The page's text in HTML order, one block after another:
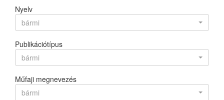
Nyelv
bármi
Publikációtípus
bármi
Műfaji megnevezés
bármi